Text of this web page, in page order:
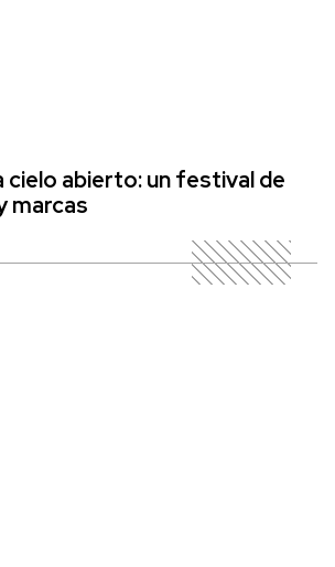
cielo abierto: un festival de
marcas